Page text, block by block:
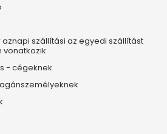
aznapi szállítási az egyedi szállítást
vonatkozik
- cégeknek